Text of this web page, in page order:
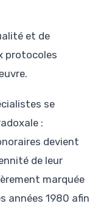
et de
protocoles
se
:
devient
de leur
marquée
années 1980 afin